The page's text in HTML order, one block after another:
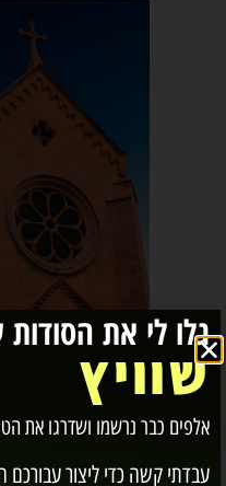
הכנסייה הקולגיאלית
גלו לי את הסודות
שוויץ
אלפים כבר נרשמו ושדרגו את
עבדתי קשה כדי ליצור עבורכם